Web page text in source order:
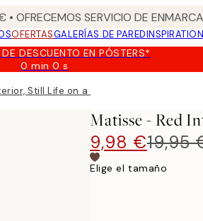
OFRECEMOS SERVICIO DE
OFERTASGALERÍAS DE PARED
DESCUENTO EN PÓSTERS*
0 min0 s
Válido
hasta:
2026-
Still Life on a Blue Table Poster
Matisse - Red
9,98 €19,95
Elige el tamaño